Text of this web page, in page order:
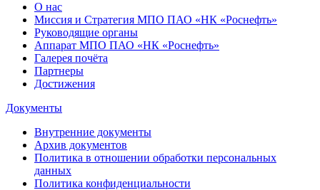
О нас
Миссия и Стратегия МПО ПАО «НК «Роснефть»
Руководящие органы
Аппарат МПО ПАО «НК «Роснефть»
Галерея почёта
Партнеры
Достижения
Документы
Внутренние документы
Архив документов
Политика в отношении обработки персональных
данных
Политика конфиденциальности